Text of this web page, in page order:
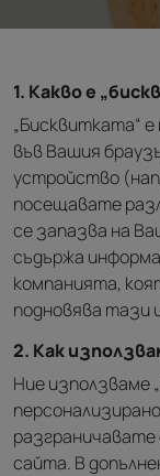
1. Какво е
„Бисквитката“
във Вашия
устройство
посещавате
се запазва на
съдържа
компанията,
подновява тази
2. Как
Ние използваме
сайта. В